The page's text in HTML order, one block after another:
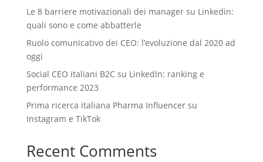
Le 8 barriere motivazionali dei manager su Linkedin:
quali sono e come abbatterle
Ruolo comunicativo dei CEO: l’evoluzione dal 2020 ad
oggi
Social CEO italiani B2C su LinkedIn: ranking e
performance 2023
Prima ricerca italiana Pharma Influencer su
Instagram e TikTok
Recent Comments